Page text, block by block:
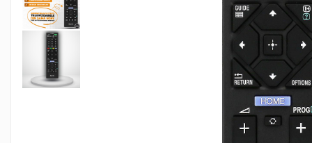
Telecomenzi Hyundai
Telecomenzi JVC
Telecomenzi Luxor
Telecomenzi Metz